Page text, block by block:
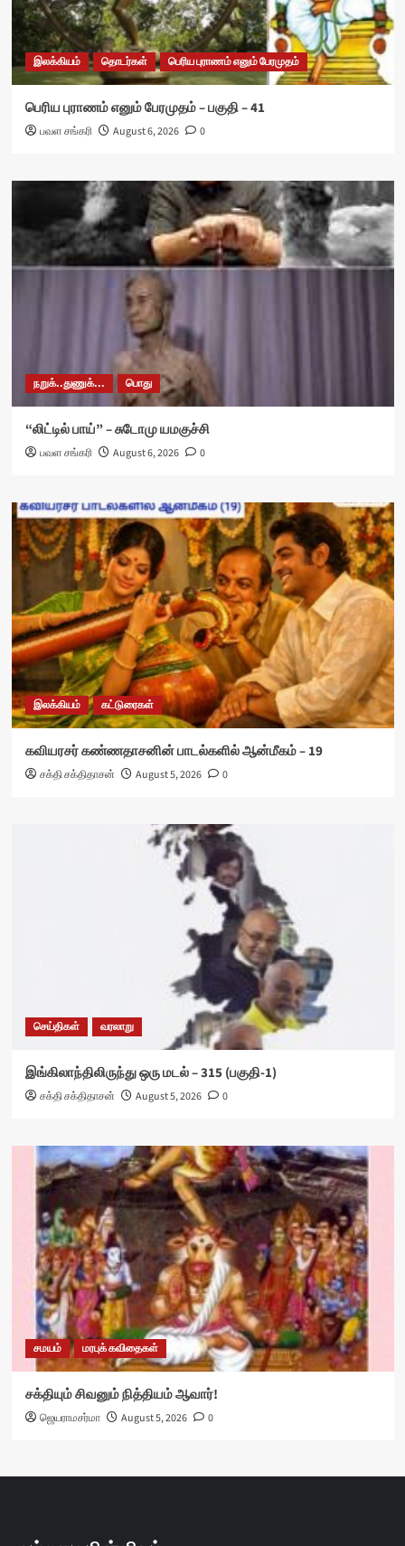
இலக்கியம் தொடர்கள் பெரிய புராணம் எனும் பேரமுதம்
பெரிய புராணம் எனும் பேரமுதம் – பகுதி – 41
பவள சங்கரி August 6, 2026 0
நறுக்..துணுக்... பொது
“லிட்டில் பாய்” – சுடோமு யமகுச்சி
பவள சங்கரி August 6, 2026 0
இலக்கியம் கட்டுரைகள்
கவியரசர் கண்ணதாசனின் பாடல்களில் ஆன்மீகம் – 19
சக்தி சக்திதாசன் August 5, 2026 0
செய்திகள் வரலாறு
இங்கிலாந்திலிருந்து ஒரு மடல் – 315 (பகுதி-1)
சக்தி சக்திதாசன் August 5, 2026 0
சமயம் மரபுக் கவிதைகள்
சக்தியும் சிவனும் நித்தியம் ஆவார்!
ஜெயராமசர்மா August 5, 2026 0